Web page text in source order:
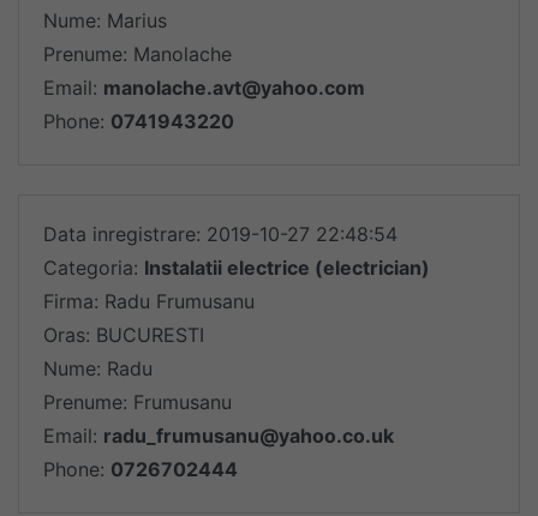
Nume: Marius
Prenume: Manolache
Email: manolache.avt@yahoo.com
Phone: 0741943220
Data inregistrare: 2019-10-27 22:48:54
Categoria: Instalatii electrice (electrician)
Firma: Radu Frumusanu
Oras: BUCURESTI
Nume: Radu
Prenume: Frumusanu
Email: radu_frumusanu@yahoo.co.uk
Phone: 0726702444